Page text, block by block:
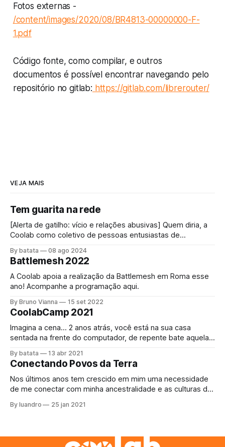
Fotos externas -
/content/images/2020/08/BR4813-00000000-F-
1.pdf
Código fonte, como compilar, e outros
documentos é possível encontrar navegando pelo
repositório no gitlab: https://gitlab.com/librerouter/
VEJA MAIS
Tem guarita na rede
[Alerta de gatilho: vício e relações abusivas] Quem diria, a
Coolab como coletivo de pessoas entusiastas de
conectando pessoas através dessa rede mundial foi
convidada a bloquear a internet! O acesso à internet é um
direito universal[1] assim como o direito a
By batata 08 ago 2024
Battlemesh 2022
A Coolab apoia a realização da Battlemesh em Roma esse
ano! Acompanhe a programação aqui.
By Bruno Vianna 15 set 2022
CoolabCamp 2021
Imagina a cena… 2 anos atrás, você está na sua casa
sentada na frente do computador, de repente bate aquela
justo agora acabou a margarina. Como comer o pãozinho
da tarde assim? Bem, não tem escapatória, decide sair,
By batata 13 abr 2021
Conectando Povos da Terra
Nos últimos anos tem crescido em mim uma necessidade
de me conectar com minha ancestralidade e as culturas da
as suas resistencias e aprender a arte do #buenvivir. O
By luandro 25 jan 2021